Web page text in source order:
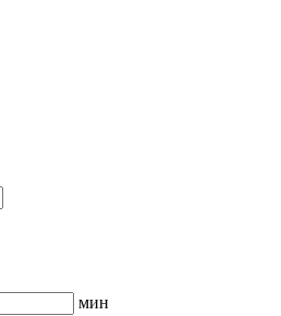
мин